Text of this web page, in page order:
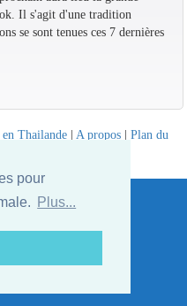
pour
Plus...
Il s'agit d'une tradition
se sont tenues ces 7 dernières
Thailande | A propos | Plan du
- 2026